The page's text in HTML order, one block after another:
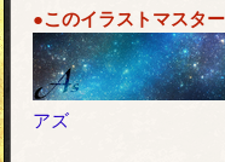
●このイラストマスタ
アズ